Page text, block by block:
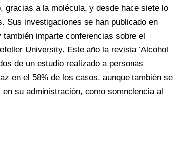
gracias a la molécula, y desde hace siete lo
Sus investigaciones se han publicado en
imparte conferencias sobre el
University. Este año la revista ‘Alcohol
de un estudio realizado a personas
en el 58% de los casos, aunque también se
su administración, como somnolencia al